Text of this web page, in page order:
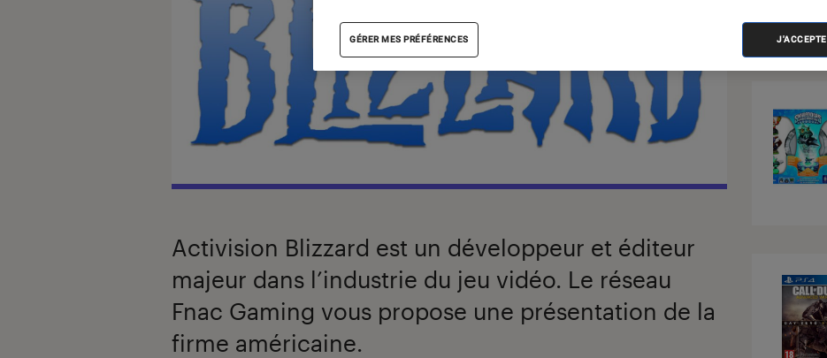
Activision Blizzard est un développeur et éditeur
majeur dans l’industrie du jeu vidéo. Le réseau
Fnac Gaming vous propose une présentation de la
firme américaine.
GÉRER MES PRÉFÉRENCES J'ACCEPTE